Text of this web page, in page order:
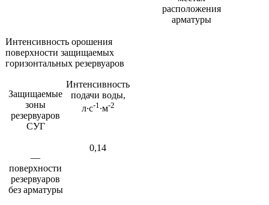
расположения
арматуры
Интенсивность орошения
поверхности защищаемых
горизонтальных резервуаров
Защищаемые
зоны
резервуаров
СУГ
Интенсивность
подачи воды,
л∙с-1 ∙м-2
—
поверхности
резервуаров
без арматуры
0,14